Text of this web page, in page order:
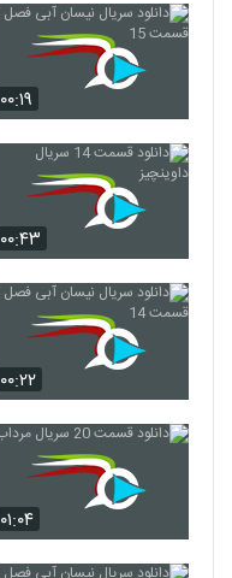
۰۰:۱۹
۰۰:۴۳
۰۰:۲۲
۰۱:۰۴